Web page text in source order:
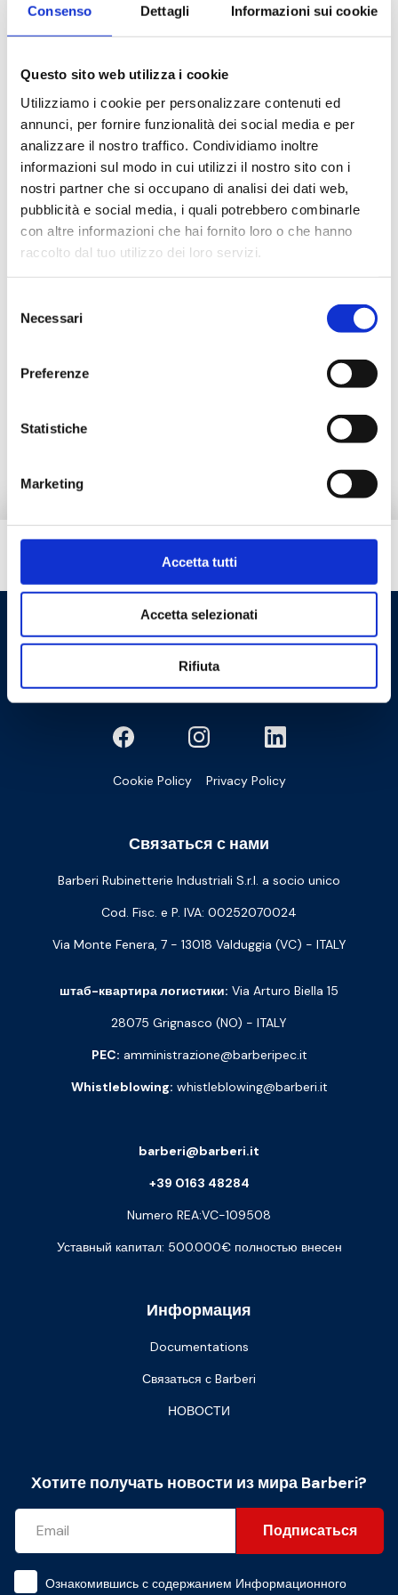
Consenso Dettagli Informazioni sui cookie
Questo sito web utilizza i cookie
Utilizziamo i cookie per personalizzare contenuti ed
annunci, per fornire funzionalità dei social media e per
analizzare il nostro traffico. Condividiamo inoltre
informazioni sul modo in cui utilizzi il nostro sito con i
nostri partner che si occupano di analisi dei dati web,
pubblicità e social media, i quali potrebbero combinarle
con altre informazioni che hai fornito loro o che hanno
raccolto dal tuo utilizzo dei loro servizi.
delNecessari
Preferenze
Statistiche
Marketing
Accetta tutti
Accetta selezionati
Rifiuta
B8KK15WBP 2 20 G 1/2 M
B8KK15BMP 2
Описание
Документация
Дополнительные принадлежности
Альтернативная продукция
Запчасти
Вам нужна помощь?
Cookie Policy Privacy Policy
Связаться с нами
Barberi Rubinetterie Industriali S.r.l. a socio unico
Cod. Fisc. e P. IVA: 00252070024
Via Monte Fenera, 7 - 13018 Valduggia (VC) - ITALY
штаб-квартира логистики: Via Arturo Biella 15
28075 Grignasco (NO) - ITALY
PEC: amministrazione@barberipec.it
Whistleblowing: whistleblowing@barberi.it
Информация
Documentations
Связаться с Barberi
НОВОСТИ
barberi@barberi.it
+39 0163 48284
Numero REA:VC-109508
Уставный капитал: 500.000€ полностью внесен
Хотите получать новости из мира Barberi?
Подписаться
Ознакомившись с содержанием Информационного